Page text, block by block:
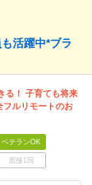
活躍中*ブラ
る！ 子育ても将来
フルリモートのお
ベテランOK
面接1回